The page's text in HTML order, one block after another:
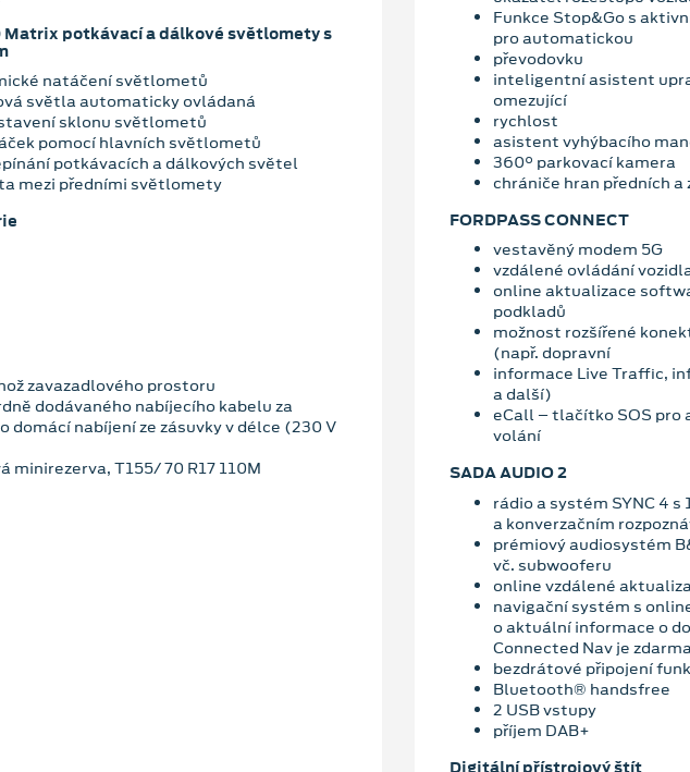
potkávací a dálkové světlomety s
natáčení světlometů
světla automaticky ovládaná
sklonu světlometů
pomocí hlavních světlometů
potkávacích a dálkových světel
mezi předními světlomety
zavazadlového prostoru
dodávaného nabíjecího kabelu za
domácí nabíjení ze zásuvky v délce (230 V
minirezerva, T155/ 70 R17 110M
Funkce Stop&Go s
pro automatickou
převodovku
inteligentní asistent
omezující
rychlost
asistent vyhýbacího
360° parkovací kamera
chrániče hran předních a
FORDPASS CONNECT
vestavěný modem 5G
vzdálené ovládání
online aktualizace
podkladů
možnost rozšířené
(např. dopravní
informace Live Traffic,
a další)
eCall – tlačítko SOS pro
volání
SADA AUDIO 2
rádio a systém SYNC 4
a konverzačním
prémiový audiosystém
vč. subwooferu
online vzdálené
navigační systém s
o aktuální informace o
Connected Nav je
bezdrátové připojení
Bluetooth® handsfree
2 USB vstupy
příjem DAB+
Digitální přístrojový štít